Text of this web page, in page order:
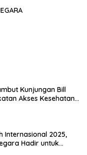
Kunjungan Bill
Akses Kesehatan
Internasional 2025,
Hadir untuk